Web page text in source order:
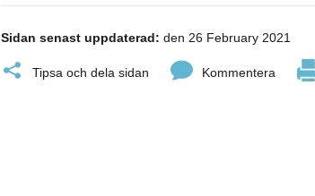
Sidan senast uppdaterad: den 26 February 2021
Tipsa och dela sidan Kommentera